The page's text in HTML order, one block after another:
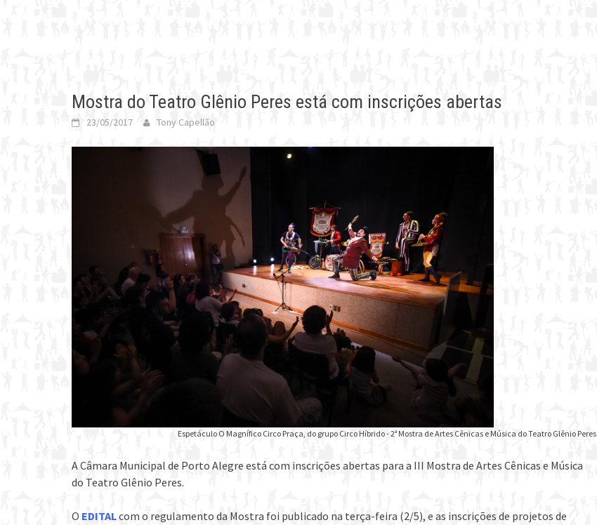
Mostra do Teatro Glênio Peres está com inscrições abertas
23/05/2017 Tony Capellão
Espetáculo O Magnífico Circo Praça, do grupo Circo Híbrido - 2ª Mostra de Artes Cênicas e Música do Teatro Glênio Peres
A Câmara Municipal de Porto Alegre está com inscrições abertas para a III Mostra de Artes Cênicas e Música
do Teatro Glênio Peres.
O EDITALcom o regulamento da Mostra foi publicado na terça-feira (2/5), e as inscrições de projetos de